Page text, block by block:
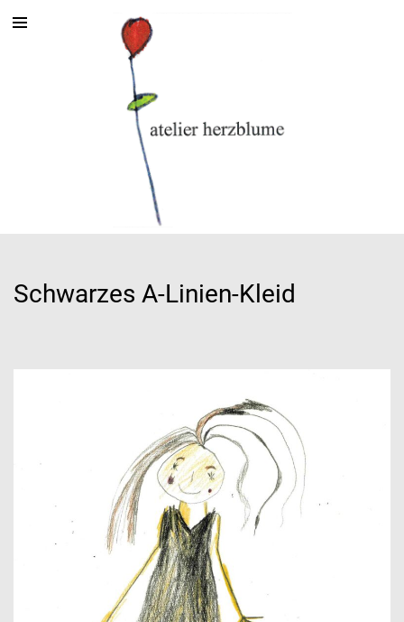
Schwarzes A-Linien-Kleid